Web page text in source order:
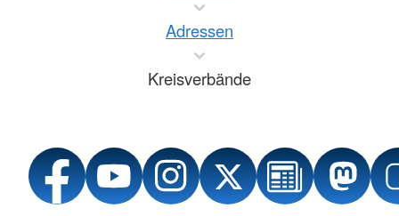
Adressen
Kreisverbände